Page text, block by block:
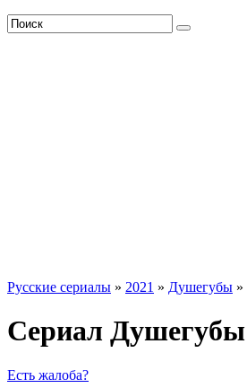
Русские сериалы » 2021 » Душегубы »
Сериал Душегубы
Есть жалоба?